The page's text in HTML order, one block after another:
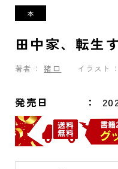
田中家、転生
著者： 猪口 イラスト：
発売日